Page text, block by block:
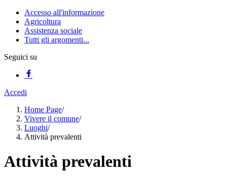
Accesso all'informazione
Agricoltura
Assistenza sociale
Tutti gli argomenti...
Seguici su
Accedi
Home Page/
Vivere il comune/
Luoghi/
Attività prevalenti
Attività prevalenti